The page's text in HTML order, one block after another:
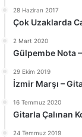
28 Haziran 2017
Çok Uzaklarda
2 Mart 2020
Gülpembe Nota
29 Ekim 2019
İzmir Marşı –
16 Temmuz 2020
Gitarla Çalınan
24 Temmuz 2019